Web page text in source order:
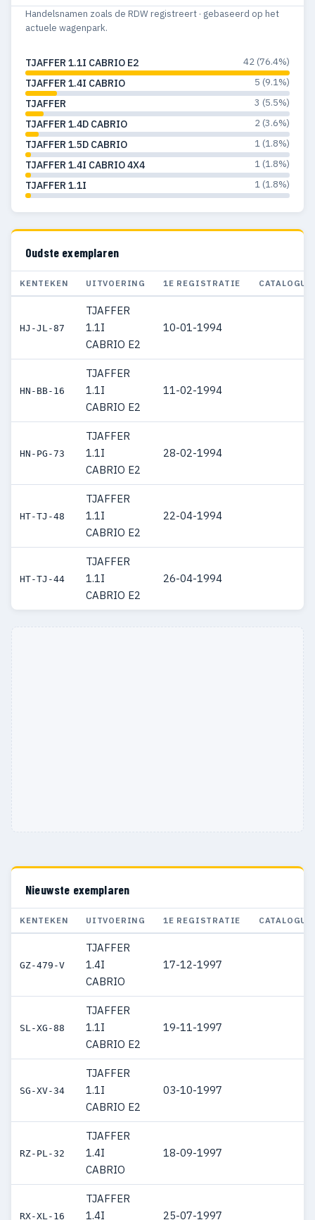
Handelsnamen zoals de RDW registreert · gebaseerd op het
actuele wagenpark.
TJAFFER 1.1I CABRIO E2 42 (76.4%)
TJAFFER 1.4I CABRIO 5 (9.1%)
TJAFFER 3 (5.5%)
TJAFFER 1.4D CABRIO 2 (3.6%)
TJAFFER 1.5D CABRIO 1 (1.8%)
TJAFFER 1.4I CABRIO 4X4 1 (1.8%)
TJAFFER 1.1I 1 (1.8%)
Oudste exemplaren
KENTEKEN UITVOERING 1E REGISTRATIE
HJ-JL-87
TJAFFER
1.1I
CABRIO E2
10-01-1994
HN-BB-16
TJAFFER
1.1I
CABRIO E2
11-02-1994
HN-PG-73
TJAFFER
1.1I
CABRIO E2
28-02-1994
HT-TJ-48
TJAFFER
1.1I
CABRIO E2
22-04-1994
HT-TJ-44
TJAFFER
1.1I
CABRIO E2
26-04-1994
Nieuwste exemplaren
KENTEKEN UITVOERING 1E REGISTRATIE
GZ-479-V
TJAFFER
1.4I
CABRIO
17-12-1997
SL-XG-88
TJAFFER
1.1I
CABRIO E2
19-11-1997
SG-XV-34
TJAFFER
1.1I
CABRIO E2
03-10-1997
RZ-PL-32
TJAFFER
1.4I
CABRIO
18-09-1997
RX-XL-16
TJAFFER
1.4I
25-07-1997